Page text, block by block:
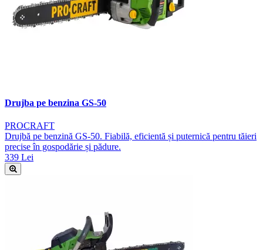
Drujba pe benzina GS-50
PROCRAFT
Drujbă pe benzină GS-50. Fiabilă, eficientă și puternică pentru tăieri
precise în gospodărie și pădure.
339 Lei